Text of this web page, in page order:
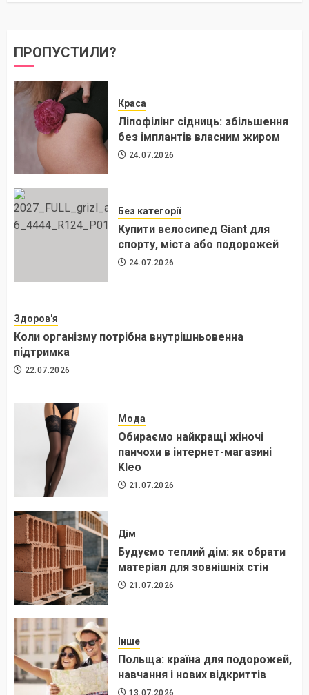
ПРОПУСТИЛИ?
Краса
Ліпофілінг сідниць: збільшення
без імплантів власним жиром
24.07.2026
Без категорії
Купити велосипед Giant для
спорту, міста або подорожей
24.07.2026
Здоров'я
Коли організму потрібна внутрішньовенна
підтримка
22.07.2026
Мода
Обираємо найкращі жіночі
панчохи в інтернет-магазині
Kleo
21.07.2026
Дім
Будуємо теплий дім: як обрати
матеріал для зовнішніх стін
21.07.2026
Інше
Польща: країна для подорожей,
навчання і нових відкриттів
13.07.2026